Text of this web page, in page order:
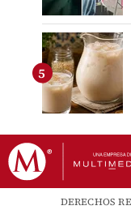
DERECHOS